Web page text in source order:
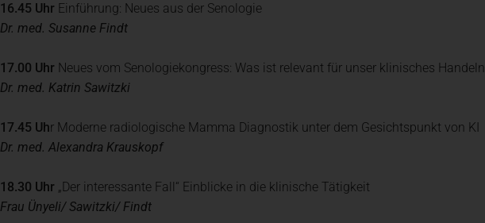
16.45 Uhr Einführung: Neues aus der Senologie
Dr. med. Susanne Findt
17.00 Uhr Neues vom Senologiekongress: Was ist relevant für unser klinisches Handeln
Dr. med. Katrin Sawitzki
17.45 Uhr Moderne radiologische Mamma Diagnostik unter dem Gesichtspunkt von KI
Dr. med. Alexandra Krauskopf
18.30 Uhr „Der interessante Fall“ Einblicke in die klinische Tätigkeit
Frau Ünyeli/ Sawitzki/ Findt